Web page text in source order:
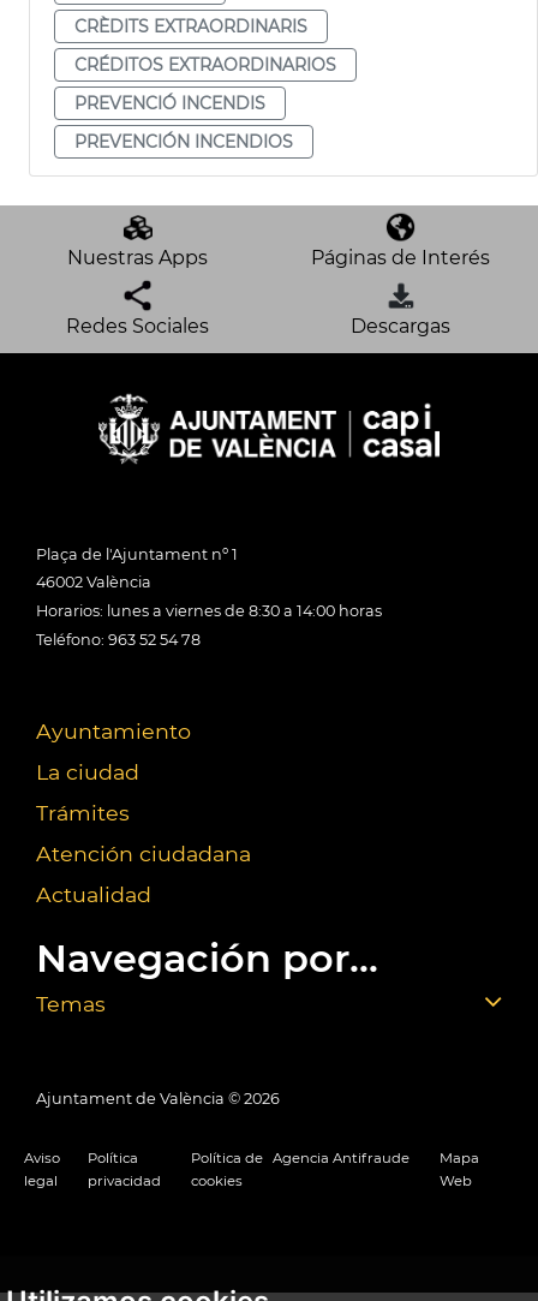
CRÈDITS EXTRAORDINARIS
CRÉDITOS EXTRAORDINARIOS
PREVENCIÓ INCENDIS
PREVENCIÓN INCENDIOS
Nuestras Apps Páginas de Interés
Redes Sociales Descargas
Plaça de l'Ajuntament nº 1
46002 València
Horarios: lunes a viernes de 8:30 a 14:00 horas
Teléfono: 963 52 54 78
Ayuntamiento
La ciudad
Trámites
Atención ciudadana
Actualidad
Navegación por...
Temas
Ajuntament de València © 2026
Aviso
legal
Política
privacidad
Política de
cookies
Agencia Antifraude
Mapa
Web